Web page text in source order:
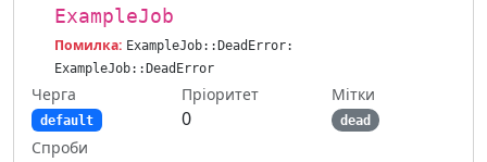
ExampleJob
Помилка: ExampleJob::DeadError:
ExampleJob::DeadError
Черга
default
Пріоритет
0
Мітки
dead
Спроби